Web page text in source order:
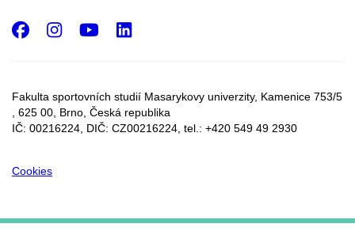
Fakulta sportovních studií Masarykovy univerzity, Kamenice 753/5​
, 625 00, Brno, Česká republika
IČ: 00216224, DIČ: CZ00216224, tel.: +420 549 49 2930
Cookies
Facebook
Instagram
Youtube